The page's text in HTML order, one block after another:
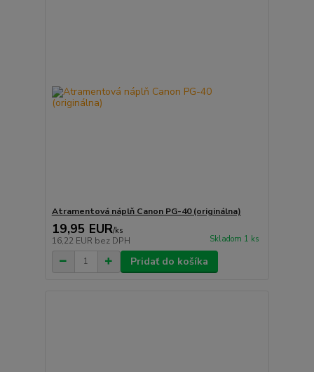
Atramentová náplň Canon PG-40 (originálna)
19,95 EUR/ks
16,22 EUR bez DPH Skladom 1 ks
Pridať do košíka